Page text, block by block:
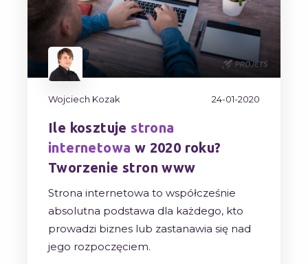
Wojciech Kozak 24-01-2020
Ile kosztuje strona
internetowa w 2020 roku?
Tworzenie stron www
Strona internetowa to współcześnie
absolutna podstawa dla każdego, kto
prowadzi biznes lub zastanawia się nad
jego rozpoczęciem.